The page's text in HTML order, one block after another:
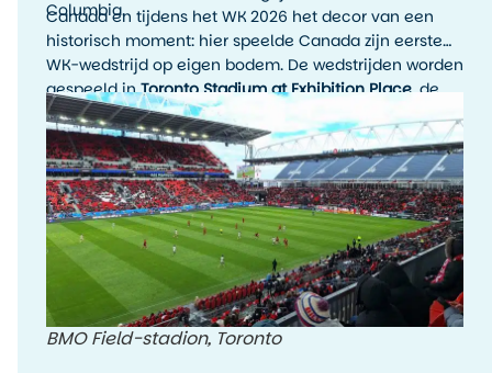
Columbia.
Canada en tijdens het WK 2026 het decor van een
historisch moment: hier speelde Canada zijn eerste
WK-wedstrijd op eigen bodem. De wedstrijden worden
gespeeld inToronto Stadium at Exhibition Place , de
officiële WK-naam voor het stadion in Toronto. Voor
het WK wordt de capaciteit uitgebreid naar 45.736
plaatsen.
BMO Field-stadion, Toronto